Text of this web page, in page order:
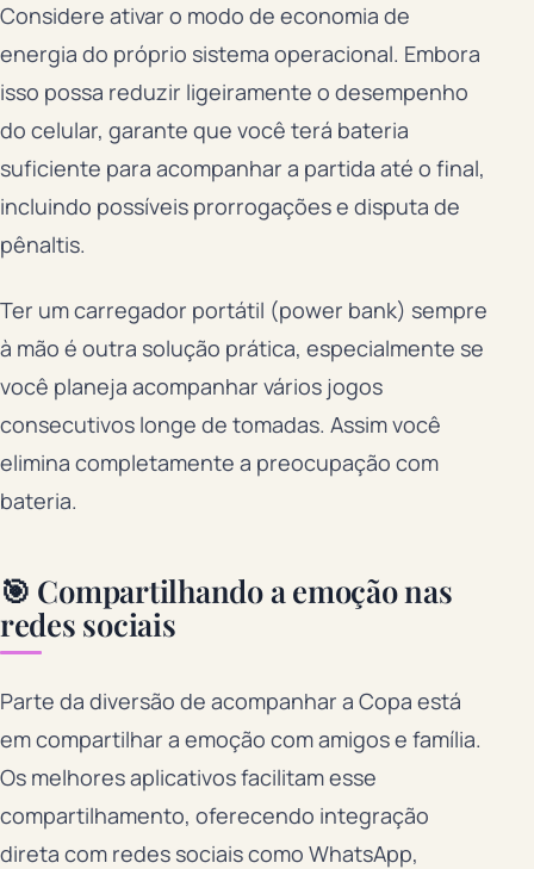
Considere ativar o modo de economia de
energia do próprio sistema operacional. Embora
isso possa reduzir ligeiramente o desempenho
do celular, garante que você terá bateria
suficiente para acompanhar a partida até o final,
incluindo possíveis prorrogações e disputa de
pênaltis.
Ter um carregador portátil (power bank) sempre
à mão é outra solução prática, especialmente se
você planeja acompanhar vários jogos
consecutivos longe de tomadas. Assim você
elimina completamente a preocupação com
bateria.
🎯 Compartilhando a emoção nas
redes sociais
Parte da diversão de acompanhar a Copa está
em compartilhar a emoção com amigos e família.
Os melhores aplicativos facilitam esse
compartilhamento, oferecendo integração
direta com redes sociais como WhatsApp,